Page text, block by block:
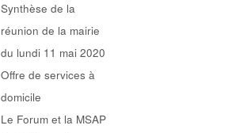
Synthèse de la
réunion de la mairie
du lundi 11 mai 2020
Offre de services à
domicile
Le Forum et la MSAP